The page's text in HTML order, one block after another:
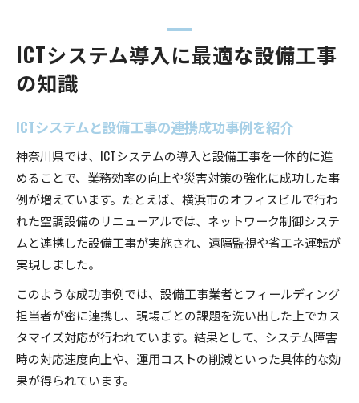
ICTシステム導入に最適な設備工事
の知識
ICTシステムと設備工事の連携成功事例を紹介
神奈川県では、ICTシステムの導入と設備工事を一体的に進
めることで、業務効率の向上や災害対策の強化に成功した事
例が増えています。たとえば、横浜市のオフィスビルで行わ
れた空調設備のリニューアルでは、ネットワーク制御システ
ムと連携した設備工事が実施され、遠隔監視や省エネ運転が
実現しました。
このような成功事例では、設備工事業者とフィールディング
担当者が密に連携し、現場ごとの課題を洗い出した上でカス
タマイズ対応が行われています。結果として、システム障害
時の対応速度向上や、運用コストの削減といった具体的な効
果が得られています。